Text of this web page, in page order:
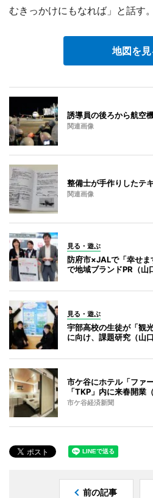
むきっかけにもなれば」と話す。
地図を見
誘導員の後ろから航空
関連画像
整備士が手作りしたテ
関連画像
見る・遊ぶ
防府市×JALで「幸せま
で地域ブランドPR（山
見る・遊ぶ
宇部高校の生徒が「観
に向け、課題研究（山
市ケ谷にホテル「ファ
「TKP」内に来春開業
市ケ谷経済新聞
前の記事